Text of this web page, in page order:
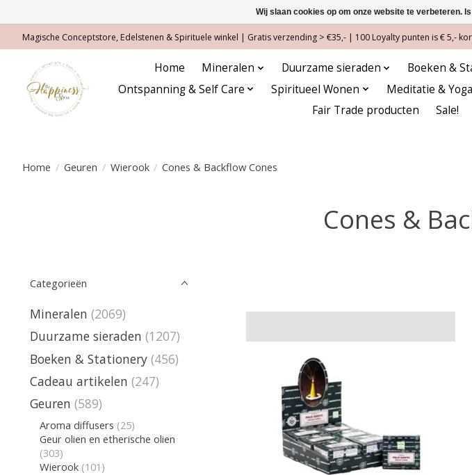
Magische Conceptstore, Edelstenen & Spirituele winkel | Gratis verzending > €35,- | 100 Loyalty punten is € 5,-
Home Mineralen Duurzame sieraden Boeken &
Ontspanning & Self Care
Spiritueel Wonen Meditatie & Yoga
Fair Trade producten
Sale!
Home / Geuren / Wierook / Cones & Backflow Cones
Cones &
Categorieën
Mineralen (2069)
Duurzame sieraden (1207)
Boeken & Stationery (456)
Cadeau artikelen (247)
Geuren (589)
Aroma diffusers (25)
Geur olien en etherische olien
(303)
Wierook (101)
Wij slaan cookies op om onze website te verbeteren.